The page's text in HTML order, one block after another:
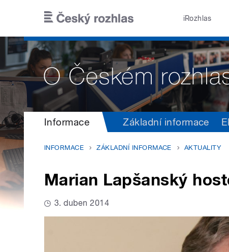
iRozhlas
Informace Základní informace
INFORMACE ZÁKLADNÍ INFORMACE AKTUALITY
Marian Lapšanský
3. duben 2014